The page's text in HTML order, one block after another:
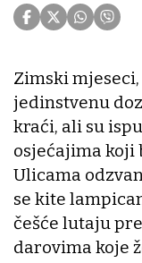
Zimski
jedinstvenu
kraći, ali su
osjećajima koji
Ulicama
se kite
češće lutaju
darovima koje